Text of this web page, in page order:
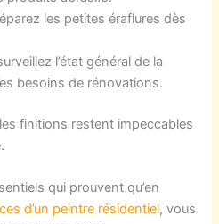
les petites éraflures dès
l’état général de la
besoins de rénovations.
finitions restent impeccables
qui prouvent qu’en
d’un peintre résidentiel, vous